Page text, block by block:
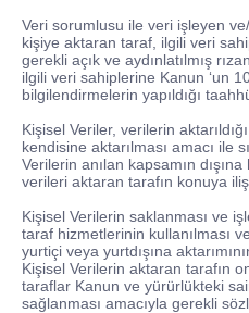
Veri sorumlusu ile veri işleyen
kişiye aktaran taraf, ilgili veri
gerekli açık ve aydınlatılmış
ilgili veri sahiplerine Kanun ‘un
bilgilendirmelerin yapıldığı
Kişisel Veriler, verilerin
kendisine aktarılması amacı ile
Verilerin anılan kapsamın
verileri aktaran tarafın konuya
Kişisel Verilerin saklanması ve
taraf hizmetlerinin kullanılması
yurtiçi veya yurtdışına
Kişisel Verilerin aktaran tarafın
taraflar Kanun ve yürürlükteki
sağlanması amacıyla gerekli